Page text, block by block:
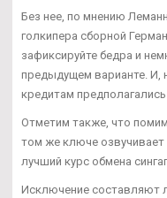
Без нее, по мнению
голкипера сборной
зафиксируйте бедра и
предыдущем варианте. И,
кредитам
Отметим также, что
том же ключе
лучший курс обмена
Исключение составляют